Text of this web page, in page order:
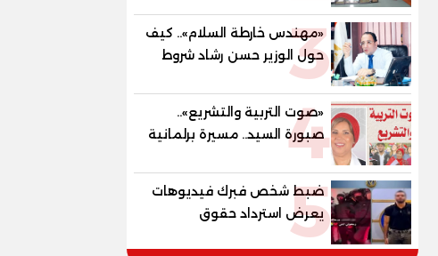
منازل.. و70.56% للمهنية ..
و100% للصُم وضعاف السمع3
«مهندس خارطة السلام».. كيف
حول الوزير حسن رشاد شروط
الحرب المعقدة إلى "خارطة
4
«صوت التربية والتشريع»..
صبورة السيد.. مسيرة برلمانية
وتربوية تجمع بين تشريع
الإنسان المصري
5
ضبط شخص فبرك فيديوهات
يعرض استرداد حقوق
المواطنين بالقوة